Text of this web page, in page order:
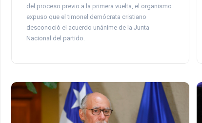
del proceso previo a la primera vuelta, el organismo
expuso que el timonel demócrata cristiano
desconoció el acuerdo unánime de la Junta
Nacional del partido.